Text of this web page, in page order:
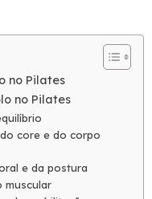
no Pilates
no Pilates
core e do corpo
e da postura
muscular